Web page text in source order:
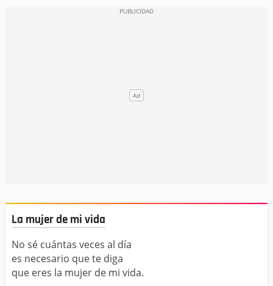
La mujer de mi vida
No sé cuántas veces al día
es necesario que te diga
que eres la mujer de mi vida.